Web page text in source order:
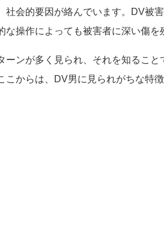
社会的要因が絡んでいます。DV被
操作によっても被害者に深い傷を
ーンが多く見られ、それを知ること
こからは、DV男に見られがちな特